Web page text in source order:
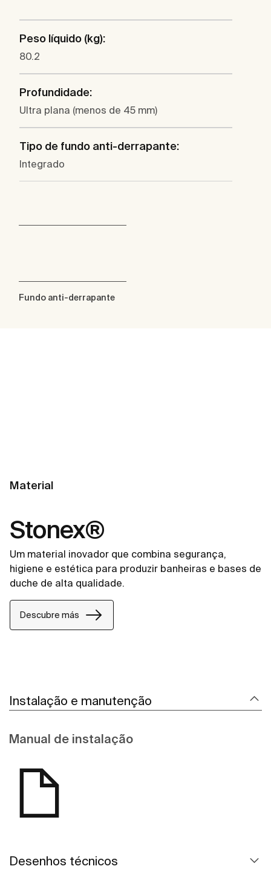
Peso líquido (kg):
80.2
Profundidade:
Ultra plana (menos de 45 mm)
Tipo de fundo anti-derrapante:
Integrado
Fundo anti-derrapante
Material
Stonex®
Um material inovador que combina segurança,
higiene e estética para produzir banheiras e bases de
duche de alta qualidade.
Descubre más
Instalação e manutenção
Manual de instalação
Desenhos técnicos